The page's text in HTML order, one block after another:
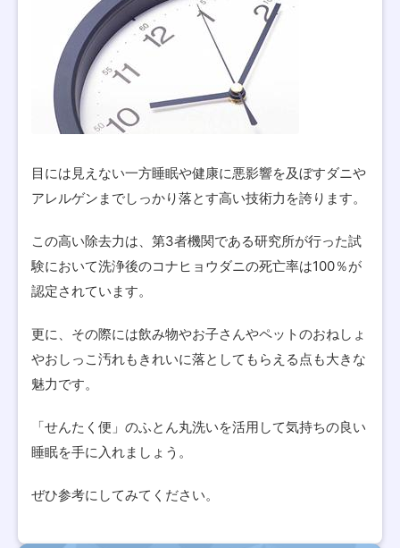
目には見えない一方睡眠や健康に悪影響を及ぼすダニや
アレルゲンまでしっかり落とす高い技術力を誇ります。
この高い除去力は、第3者機関である研究所が行った試
験において洗浄後のコナヒョウダニの死亡率は100％が
認定されています。
更に、その際には飲み物やお子さんやペットのおねしょ
やおしっこ汚れもきれいに落としてもらえる点も大きな
魅力です。
「せんたく便」のふとん丸洗いを活用して気持ちの良い
睡眠を手に入れましょう。
ぜひ参考にしてみてください。